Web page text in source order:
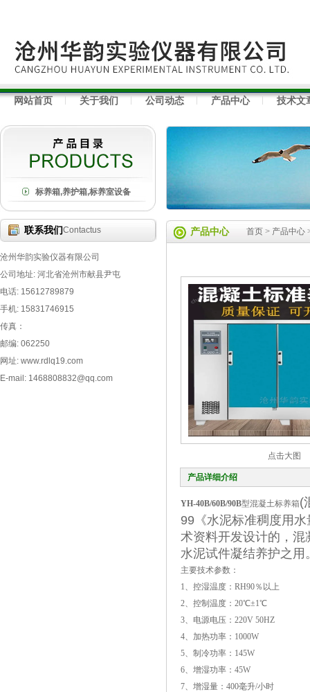
网站首页 关于我们 公司动态 产品中心 技术文
标养箱,养护箱,标养室设备
联系我们Contactus
沧州华韵实验仪器有限公司
公司地址: 河北省沧州市献县尹屯
电话: 15612789879
手机: 15831746915
传真：
邮编: 062250
网址: www.rdlq19.com
E-mail: 1468808832@qq.com
产品中心 首页 > 产品中心
点击大图
产品详细介绍
YH-40B/60B/90B型混凝土标养箱(
99《水泥标准稠度用
术资料开发设计的，
水泥试件凝结养护之用
主要技术参数：
1、控湿温度：RH90％以上
2、控制温度：20℃±1℃
3、电源电压：220V 50HZ
4、加热功率：1000W
5、制冷功率：145W
6、增湿功率：45W
7、增湿量：400毫升/小时